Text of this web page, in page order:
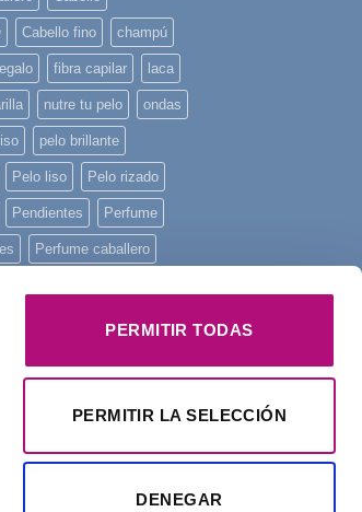
PERMITIR TODAS
PERMITIR LA SELECCIÓN
DENEGAR
Cabello fino champú
fibra capilar laca
nutre tu pelo ondas
pelo brillante
Pelo liso Pelo rizado
Pendientes Perfume
Perfume caballero
piscina